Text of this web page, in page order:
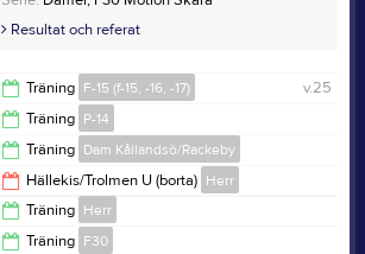
Resultat och referat
v.25
Träning F-15 (f-15, -16, -17)
Träning P-14
Träning Dam Kållandsö/Rackeby
Hällekis/Trolmen U (borta) Herr
Träning Herr
Träning F30